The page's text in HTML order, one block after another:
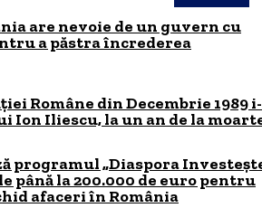
are nevoie de un guvern cu
a păstra încrederea
Române din Decembrie 1989
Ion Iliescu, la un an de la
programul „Diaspora
până la 200.000 de euro pentru
afaceri în România